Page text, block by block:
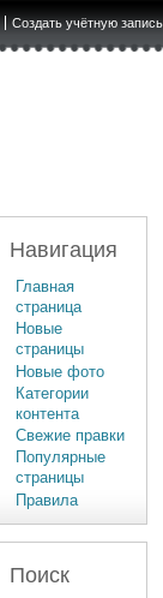
Создать учётную запись
Навигация
Главная
страница
Новые
страницы
Новые фото
Категории
контента
Свежие правки
Популярные
страницы
Правила
Поиск